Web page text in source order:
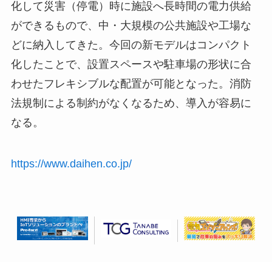
化して災害（停電）時に施設へ長時間の電力供給
ができるもので、中・大規模の公共施設や工場な
どに納入してきた。今回の新モデルはコンパクト
化したことで、設置スペースや駐車場の形状に合
わせたフレキシブルな配置が可能となった。消防
法規制による制約がなくなるため、導入が容易に
なる。
https://www.daihen.co.jp/